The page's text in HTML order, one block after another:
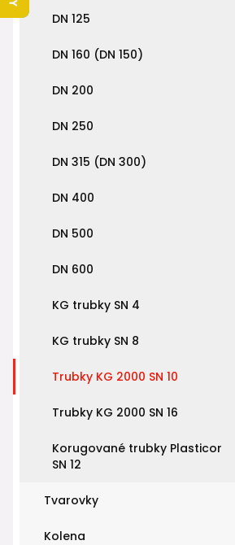
DN 125
DN 160 (DN 150)
DN 200
DN 250
DN 315 (DN 300)
DN 400
DN 500
DN 600
KG trubky SN 4
KG trubky SN 8
Trubky KG 2000 SN 10
Trubky KG 2000 SN 16
Korugované trubky Plasticor
SN 12
Tvarovky
Kolena